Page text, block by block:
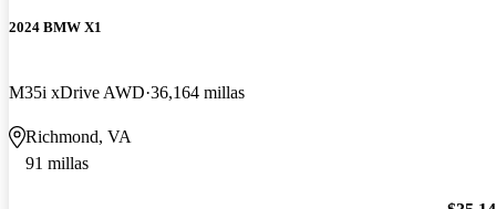
2024 BMW X1
M35i xDrive AWD 36,164 millas
Richmond, VA
91 millas